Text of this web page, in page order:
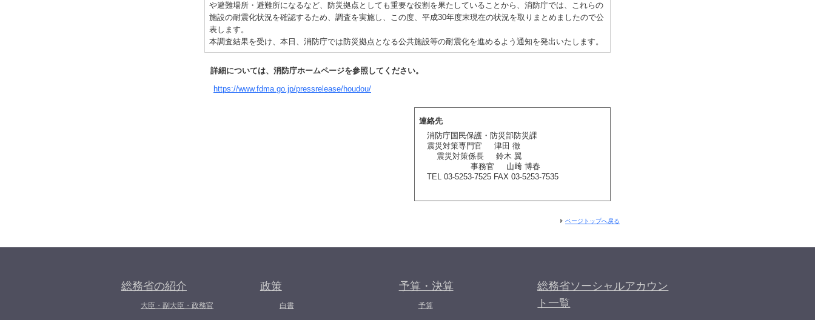
や避難場所・避難所になるなど、防災拠点としても重要な役割を果たしていることから、消防庁では、これらの
施設の耐震化状況を確認するため、調査を実施し、この度、平成30年度末現在の状況を取りまとめましたので公
表します。
本調査結果を受け、本日、消防庁では防災拠点となる公共施設等の耐震化を進めるよう通知を発出いたします。
詳細については、消防庁ホームページを参照してください。
https://www.fdma.go.jp/pressrelease/houdou/
連絡先
消防庁国民保護・防災部防災課
震災対策専門官 津田 徹
震災対策係長 鈴木 翼
事務官 山﨑 博春
TEL 03-5253-7525 FAX 03-5253-7535
ページトップへ戻る
総務省の紹介
大臣・副大臣・政務官
政策
白書
予算・決算
予算
総務省ソーシャルアカウン
ト一覧